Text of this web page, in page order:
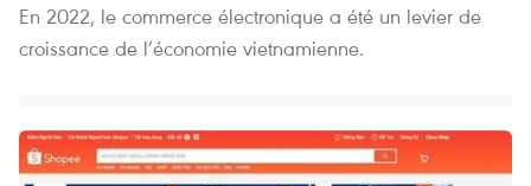
En 2022, le commerce électronique a été un levier de
croissance de l’économie vietnamienne.